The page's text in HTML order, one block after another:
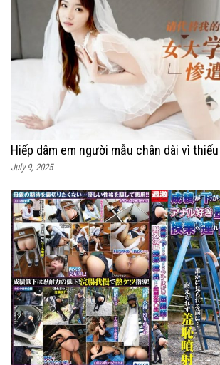
Hiếp dâm em người mẫu chân dài vì
July 9, 2025